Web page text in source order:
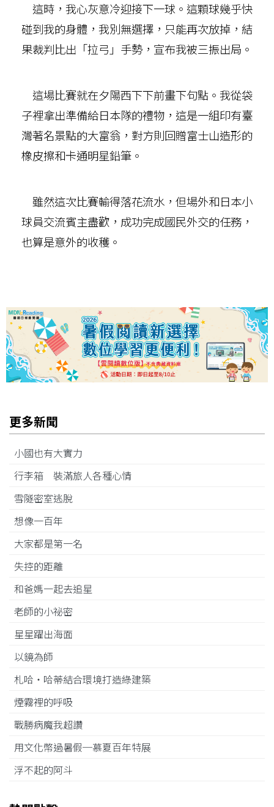
這時，我心灰意冷迎接下一球。這顆球幾乎快
碰到我的身體，我別無選擇，只能再次放掉，結
果裁判比出「拉弓」手勢，宣布我被三振出局。
這場比賽就在夕陽西下下前畫下句點。我從袋
子裡拿出準備給日本隊的禮物，這是一組印有臺
灣著名景點的大富翁，對方則回贈富士山造形的
橡皮擦和卡通明星鉛筆。
雖然這次比賽輸得落花流水，但場外和日本小
球員交流賓主盡歡，成功完成國民外交的任務，
也算是意外的收穫。
更多新聞
小國也有大實力
行李箱 裝滿旅人各種心情
雪隧密室逃脫
想像一百年
大家都是第一名
失控的距離
和爸媽一起去追星
老師的小祕密
星星躍出海面
以鏡為師
札哈‧哈蒂結合環境打造綠建築
煙霧裡的呼吸
戰勝病魔我超讚
用文化幣過暑假─慕夏百年特展
浮不起的阿斗